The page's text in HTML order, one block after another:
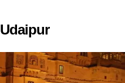
Udaipur